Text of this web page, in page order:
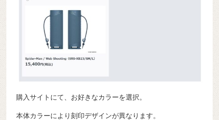
購入サイトにて、お好きなカラーを選択。
本体カラーにより刻印デザインが異なります。